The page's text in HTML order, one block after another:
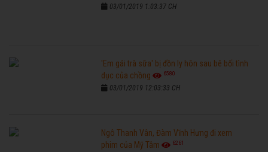
03/01/2019 1:03:37 CH
'Em gái trà sữa' bị đồn ly hôn sau bê bối tình
dục của chồng
6580
03/01/2019 12:03:33 CH
Ngô Thanh Vân, Đàm Vĩnh Hưng đi xem
phim của Mỹ Tâm
6261